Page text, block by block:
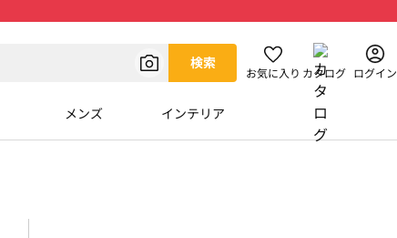
検索
お気に入り カタログ ログイン
メンズ インテリア